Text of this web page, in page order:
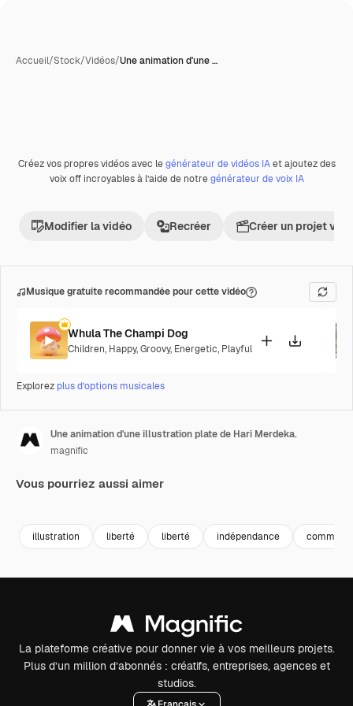
Accueil/Stock/Vidéos/Une animation d'une …
Créez vos propres vidéos avec legénérateur de vidéos IAet ajoutez des
voix off incroyables à l’aide de notregénérateur de voix IA
Modifier la vidéo Recréer Créer un projet
Musique gratuite recommandée pour cette vidéo
Whula The Champi Dog
Children, Happy,Groovy, Energetic, Playful
Explorez plus d’options musicales
Une animation d'une illustration plate de Hari Merdeka.
magnific
Vous pourriez aussi aimer
illustration liberté liberté indépendance
La plateforme créative pour donner vie à vos meilleurs projets.
Plus d’un million d’abonnés : créatifs, entreprises, agences et
studios.